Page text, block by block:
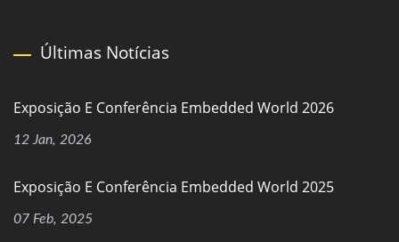
Últimas Notícias
Exposição E Conferência Embedded World 2026
12 Jan, 2026
Exposição E Conferência Embedded World 2025
07 Feb, 2025